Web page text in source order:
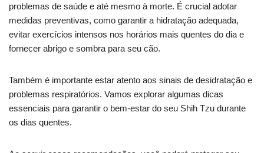
problemas de saúde e até mesmo à morte. É crucial adotar
medidas preventivas, como garantir a hidratação adequada,
evitar exercícios intensos nos horários mais quentes do dia e
fornecer abrigo e sombra para seu cão.
Também é importante estar atento aos sinais de desidratação e
problemas respiratórios. Vamos explorar algumas dicas
essenciais para garantir o bem-estar do seu Shih Tzu durante
os dias quentes.